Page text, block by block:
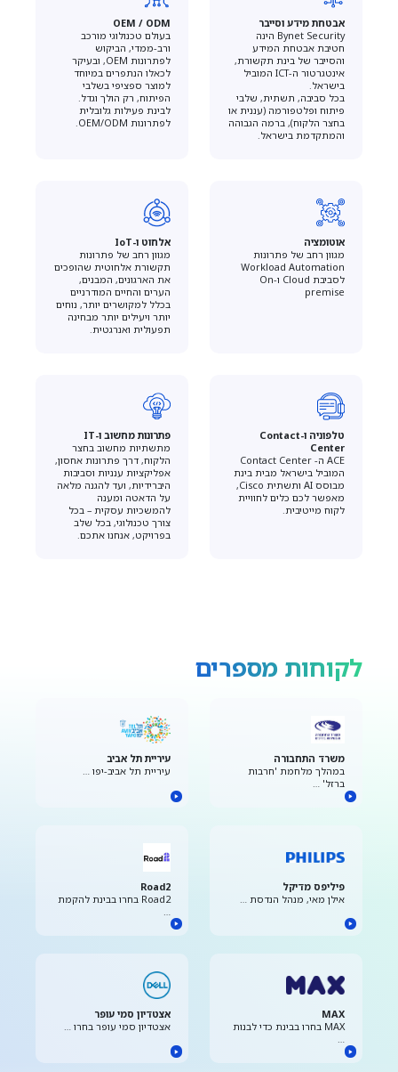
אבטחת מידע וסייבר
Bynet Security הינה
חטיבת אבטחת המידע
והסייבר של בינת תקשורת,
אינטגרטור ה-ICT המוביל
בישראל.
בכל סביבה, תשתית, שלבי
פיתוח ופלטפורמה (עננית או
בחצר הלקוח), ברמה הגבוהה
והמתקדמת בישראל.
OEM / ODM
בעולם טכנולוגי מורכב
ורב-ממדי, הביקוש
לפתרונות OEM, ובעיקר
לכאלו הנתפרים במיוחד
למוצר ספציפי בשלבי
הפיתוח, רק הולך וגדל.
לבינת פעילות גלובלית
לפתרונות OEM/ODM.
אוטומציה
מגוון רחב של פתרונות
Workload Automation
לסביבת Cloud וOn-
premise
אלחוט ו-IoT
מגוון רחב של פתרונות
תקשורת אלחוטית שהופכים
את הארגונים, המבנים,
הערים והחיים המודרניים
בכלל למקושרים יותר, נוחים
יותר ויעילים יותר מבחינה
תפעולית ואנרגטית.
טלפוניה ו-Contact
Center
ACE ה- Contact Center
המוביל בישראל מבית בינת
מבוסס AI ותשתית Cisco,
מאפשר לכם כלים לחוויית
לקוח מייטיבית.
פתרונות מחשוב ו-IT
מתשתיות מחשוב בחצר
הלקוח, דרך פתרונות אחסון,
אפליקציות ענניות וסביבות
היברידיות, ועד להגנה מלאה
על הדאטה ומענה
להמשכיות עסקית – בכל
צורך טכנולוגי, בכל שלב
בפרויקט, אנחנו אתכם.
לקוחות מספרים
משרד התחבורה
במהלך מלחמת 'חרבות
ברזל' …
עיריית תל אביב
עיריית תל אביב-יפו …
פיליפס מדיקל
אילן מאי, מנהל הנדסת …
Road2
Road2 בחרו בבינת להקמת
MAX
MAX בחרו בבינת כדי לבנות
…
אצטדיון סמי עופר
אצטדיון סמי עופר בחרו …